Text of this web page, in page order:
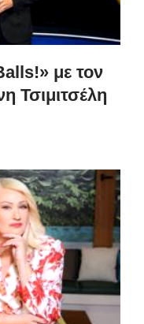
με τον
Τσιμιτσέλη